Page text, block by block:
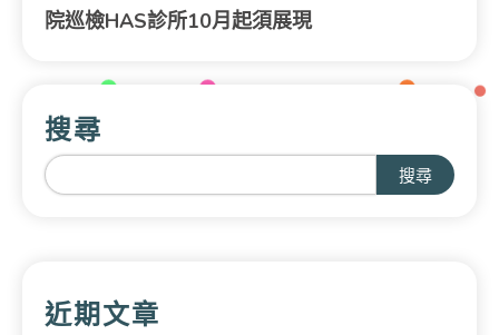
院巡檢HAS診所10月起須展現
搜尋
搜尋
近期文章